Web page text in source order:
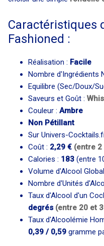
Caractéristiques
Fashioned :
Réalisation : Facile
Nombre d'Ingrédients
Equilibre (Sec/Doux/
Saveurs et Goût :
Couleur : Ambre
Non Pétillant
Sur Univers-
Coût : 2,29 € (entre
Calories : 183 (entre
Volume d'Alcool
Nombre d'Unités
Taux d'Alcool d'un
degrés (entre 20 et
Taux d'Alcoolémie
0,39 / 0,59 gramme